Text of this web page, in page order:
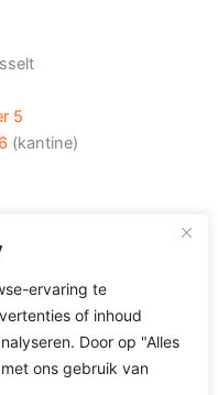
ervaring te
of inhoud
Door op "Alles
ons gebruik van
5
(kantine)
Facebook
Instagram
Youtube